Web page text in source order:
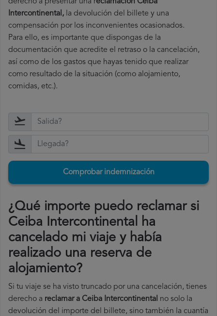
derecho a presentar una reclamación Ceiba
Intercontinental, la devolución del billete y una
compensación por los inconvenientes ocasionados.
Para ello, es importante que dispongas de la
documentación que acredite el retraso o la cancelación,
así como de los gastos que hayas tenido que realizar
como resultado de la situación (como alojamiento,
comidas, etc.).
Comprobar indemnización
¿Qué importe puedo reclamar si
Ceiba Intercontinental ha
cancelado mi viaje y había
realizado una reserva de
alojamiento?
Si tu viaje se ha visto truncado por una cancelación, tienes
derecho a reclamar a Ceiba Intercontinental no solo la
devolución del importe del billete, sino también la cuantía